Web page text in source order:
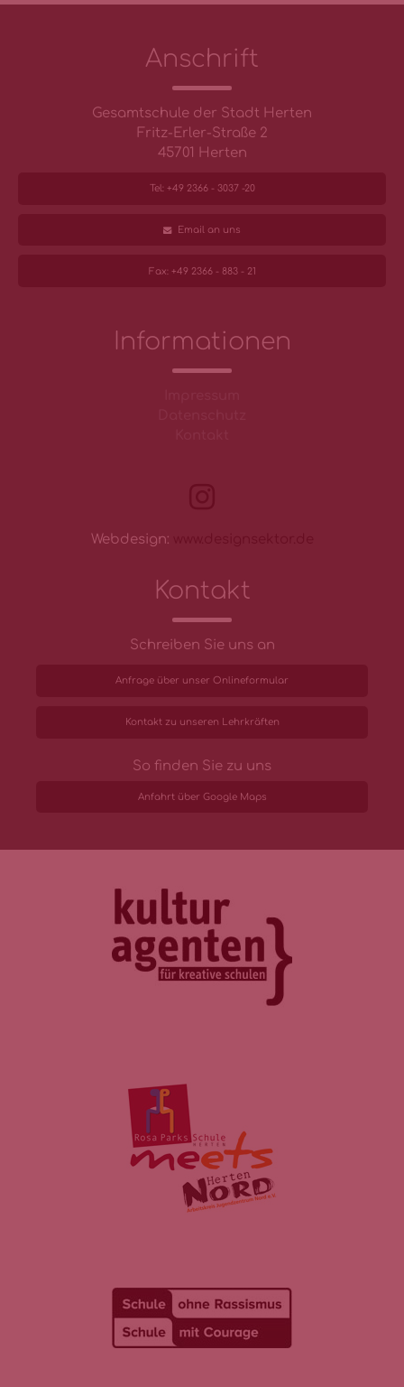
Anschrift
Gesamtschule der Stadt Herten
Fritz-Erler-Straße 2
45701 Herten
Tel: +49 2366 - 3037 -20
Email an uns
Fax: +49 2366 - 883 - 21
Informationen
Webdesign:
Kontakt
Schreiben Sie uns an
Anfrage über unser Onlineformular
Kontakt zu unseren Lehrkräften
So finden Sie zu uns
Anfahrt über Google Maps